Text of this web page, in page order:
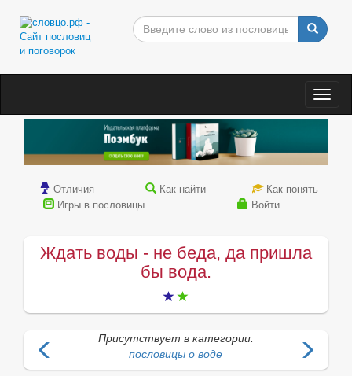
Отличия Как найти
Как понять
Игры в пословицы
Войти
Ждать воды - не беда, да пришла
бы вода.
Присутствует в категории:
пословицы о воде